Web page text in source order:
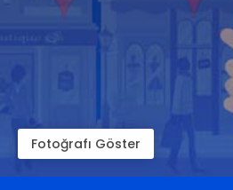
Fotoğrafı Göster